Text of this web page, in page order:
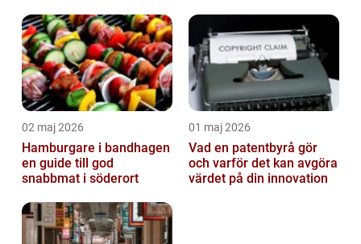
02 maj 2026
Hamburgare i bandhagen
en guide till god
snabbmat i söderort
01 maj 2026
Vad en patentbyrå gör
och varför det kan avgöra
värdet på din innovation